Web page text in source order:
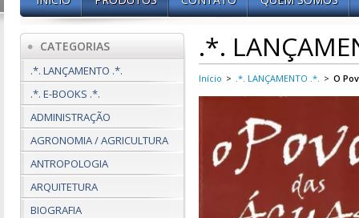
CATEGORIAS
.*. LANÇAMENTO .*.
.*. E-BOOKS .*.
ADMINISTRAÇÃO
AGRONOMIA / AGRICULTURA
ANTROPOLOGIA
ARQUITETURA
BIOGRAFIA
.*.
Início > .*. LANÇAMENTO .*. > O